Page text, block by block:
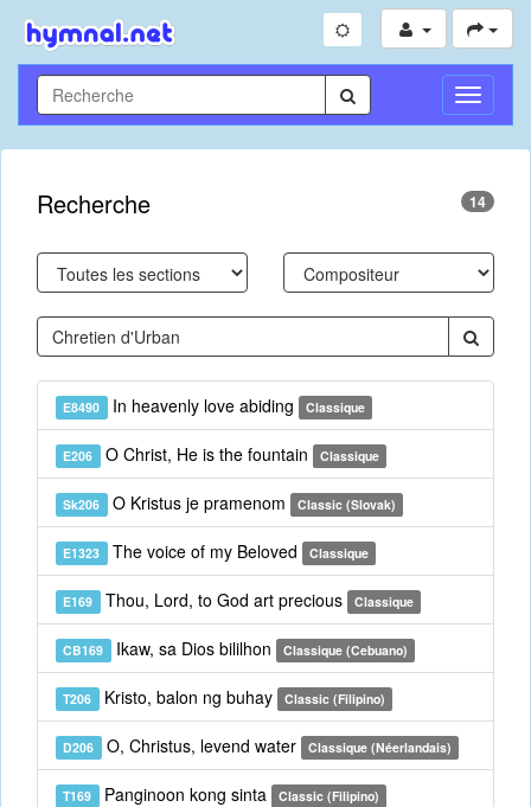
Toggle
Recherche 14
E8490 In heavenly love abiding Classique
E206 O Christ, He is the fountain Classique
Sk206 O Kristus je pramenom Classic (Slovak)
E1323 The voice of my Beloved Classique
E169 Thou, Lord, to God art precious Classique
CB169 Ikaw, sa Dios bililhon Classique (Cebuano)
T206 Kristo, balon ng buhay Classic (Filipino)
D206 O, Christus, levend water Classique (Néerlandais)
T169 Panginoon kong sinta Classic (Filipino)